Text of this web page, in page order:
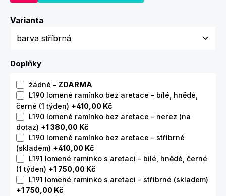
VariantaZvolte variantu
Doplňky
žádné - ZDARMA
L190 lomené ramínko bez aretace - bílé, hnědé,
černé (1 týden) +410,00 Kč
L190 lomené ramínko bez aretace - nerez (na
dotaz) +1 380,00 Kč
L190 lomené ramínko bez aretace - stříbrné
(skladem) +410,00 Kč
L191 lomené ramínko s aretací - bílé, hnědé, černé
(1 týden) +1 750,00 Kč
L191 lomené ramínko s aretací - stříbrné (skladem)
+1 750,00 Kč